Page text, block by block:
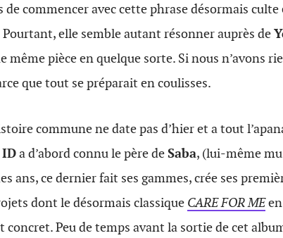
de commencer avec cette phrase désormais
Pourtant, elle semble autant résonner auprès de
même pièce en quelque sorte. Si nous n’avons
que tout se préparait en coulisses.
commune ne date pas d’hier et a tout
a d’abord connu le père deSaba, (lui-même
ans, ce dernier fait ses gammes, crée ses
dont le désormais classique CARE FOR MEen
concret. Peu de temps avant la sortie de cet